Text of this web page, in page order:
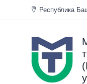
Перейти
Республика